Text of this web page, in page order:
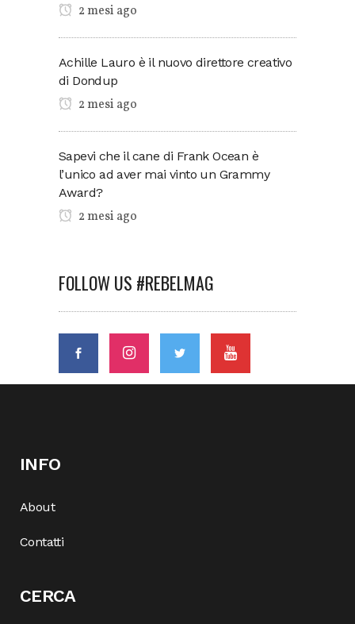
2 mesi ago
Achille Lauro è il nuovo direttore creativo
di Dondup
2 mesi ago
Sapevi che il cane di Frank Ocean è
l’unico ad aver mai vinto un Grammy
Award?
2 mesi ago
FOLLOW US #REBELMAG
INFO
About
Contatti
CERCA